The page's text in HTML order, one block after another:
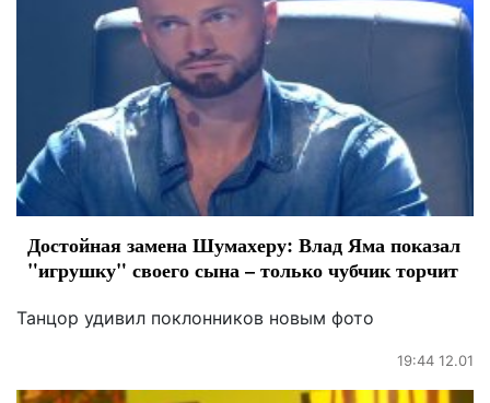
Достойная замена Шумахеру: Влад Яма показал
"игрушку" своего сына – только чубчик торчит
Танцор удивил поклонников новым фото
19:44 12.01